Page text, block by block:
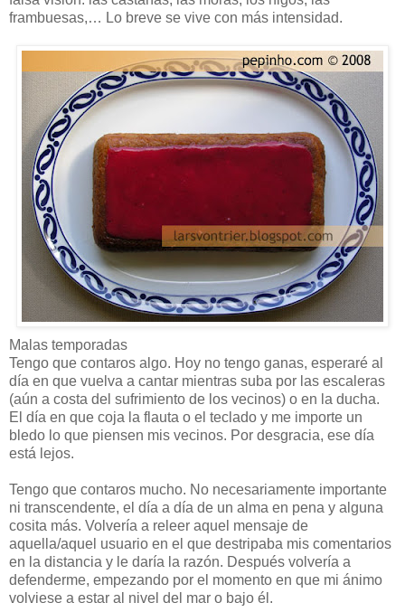
frambuesas,… Lo breve se vive con más intensidad.
Malas temporadas
Tengo que contaros algo. Hoy no tengo ganas, esperaré al
día en que vuelva a cantar mientras suba por las escaleras
(aún a costa del sufrimiento de los vecinos) o en la ducha.
El día en que coja la flauta o el teclado y me importe un
bledo lo que piensen mis vecinos. Por desgracia, ese día
está lejos.
Tengo que contaros mucho. No necesariamente importante
ni transcendente, el día a día de un alma en pena y alguna
cosita más. Volvería a releer aquel mensaje de
aquella/aquel usuario en el que destripaba mis comentarios
en la distancia y le daría la razón. Después volvería a
defenderme, empezando por el momento en que mi ánimo
volviese a estar al nivel del mar o bajo él.